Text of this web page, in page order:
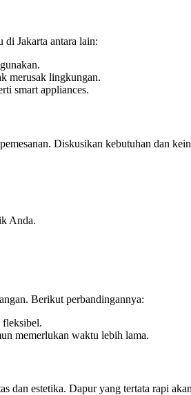
di Jakarta antara lain:
merusak lingkungan.
smart appliances.
Diskusikan kebutuhan dan
Anda.
Berikut perbandingannya:
fleksibel.
memerlukan waktu lebih lama.
dan estetika. Dapur yang tertata rapi